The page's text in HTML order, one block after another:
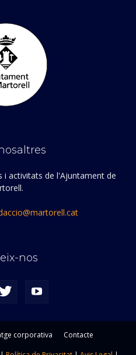
i activitats de l'Ajuntament de
nos
corporativa
Contacte